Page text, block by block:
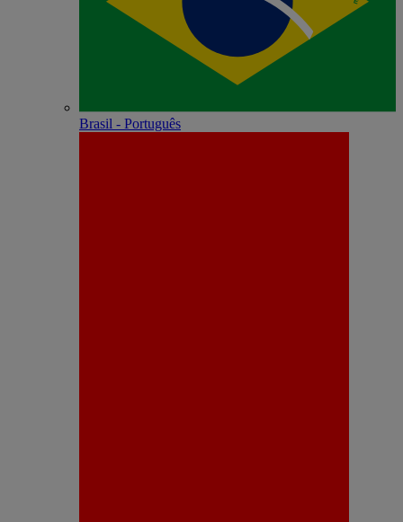
Brasil - Português